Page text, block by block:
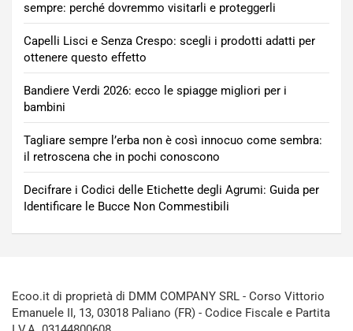
sempre: perché dovremmo visitarli e proteggerli
Capelli Lisci e Senza Crespo: scegli i prodotti adatti per
ottenere questo effetto
Bandiere Verdi 2026: ecco le spiagge migliori per i
bambini
Tagliare sempre l’erba non è così innocuo come sembra:
il retroscena che in pochi conoscono
Decifrare i Codici delle Etichette degli Agrumi: Guida per
Identificare le Bucce Non Commestibili
Ecoo.it di proprietà di DMM COMPANY SRL - Corso Vittorio
Emanuele II, 13, 03018 Paliano (FR) - Codice Fiscale e Partita